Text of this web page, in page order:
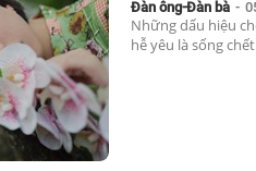
Đàn ông-Đàn bà -
Những dấu hiệu
hễ yêu là sống